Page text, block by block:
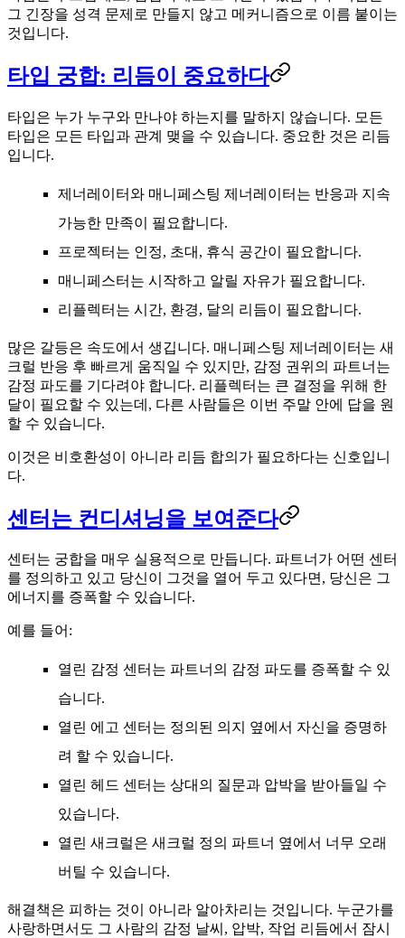
그 긴장을 성격 문제로 만들지 않고 메커니즘으로 이름 붙이는
것입니다.
타입 궁합: 리듬이 중요하다
타입은 누가 누구와 만나야 하는지를 말하지 않습니다. 모든
타입은 모든 타입과 관계 맺을 수 있습니다. 중요한 것은 리듬
입니다.
제너레이터와 매니페스팅 제너레이터 는 반응과 지속
가능한 만족이 필요합니다.
프로젝터 는 인정, 초대, 휴식 공간이 필요합니다.
매니페스터 는 시작하고 알릴 자유가 필요합니다.
리플렉터 는 시간, 환경, 달의 리듬이 필요합니다.
많은 갈등은 속도에서 생깁니다. 매니페스팅 제너레이터는 새
크럴 반응 후 빠르게 움직일 수 있지만, 감정 권위의 파트너는
감정 파도를 기다려야 합니다. 리플렉터는 큰 결정을 위해 한
달이 필요할 수 있는데, 다른 사람들은 이번 주말 안에 답을 원
할 수 있습니다.
이것은 비호환성이 아니라 리듬 합의가 필요하다는 신호입니
다.
센터는 컨디셔닝을 보여준다
센터는 궁합을 매우 실용적으로 만듭니다. 파트너가 어떤 센터
를 정의하고 있고 당신이 그것을 열어 두고 있다면, 당신은 그
에너지를 증폭할 수 있습니다.
예를 들어:
열린 감정 센터는 파트너의 감정 파도를 증폭할 수 있
습니다.
열린 에고 센터는 정의된 의지 옆에서 자신을 증명하
려 할 수 있습니다.
열린 헤드 센터는 상대의 질문과 압박을 받아들일 수
있습니다.
열린 새크럴은 새크럴 정의 파트너 옆에서 너무 오래
버틸 수 있습니다.
해결책은 피하는 것이 아니라 알아차리는 것입니다. 누군가를
사랑하면서도 그 사람의 감정 날씨, 압박, 작업 리듬에서 잠시